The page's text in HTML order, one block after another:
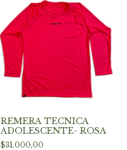
REMERA TECNICA
ADOLESCENTE- ROSA
$31.000,00